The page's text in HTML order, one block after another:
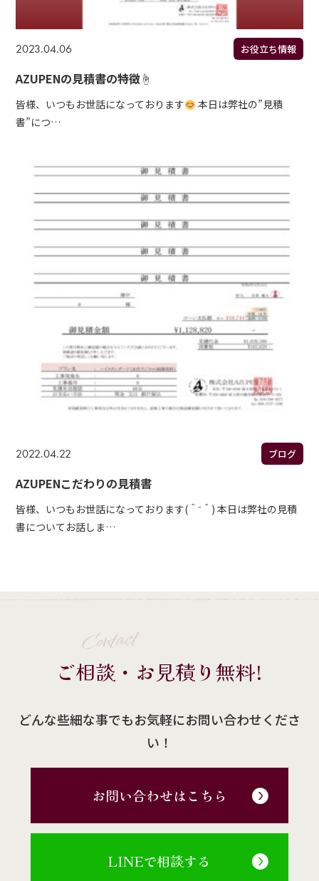
2023.04.06 お役立ち情報
AZUPENの見積書の特徴☝
皆様、いつもお世話になっております
本日は弊社の”見積
書”につ…
2022.04.22 ブログ
AZUPENこだわりの見積書
皆様、いつもお世話になっております(＾⁻＾) 本日は弊社の見積
書についてお話しま…
Contact
ご相談・お見積り無料!
どんな些細な事でもお気軽にお問い合わせくださ
い！
お問い合わせはこちら
LINEで相談する